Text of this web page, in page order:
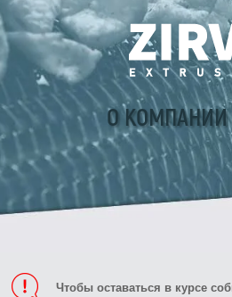
О КОМПАНИИ
Чтобы оставаться в курсе